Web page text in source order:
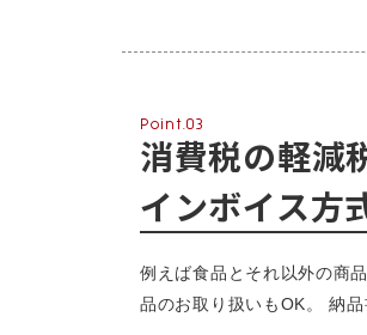
Point.03
消費税の軽減
インボイス方
例えば食品とそれ以外の商
品のお取り扱いもOK。 納